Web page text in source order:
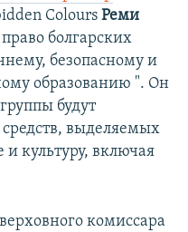
Colours Реми
болгарских
безопасному и
образованию ". Он
будут
выделяемых
культуру, включая
комиссара